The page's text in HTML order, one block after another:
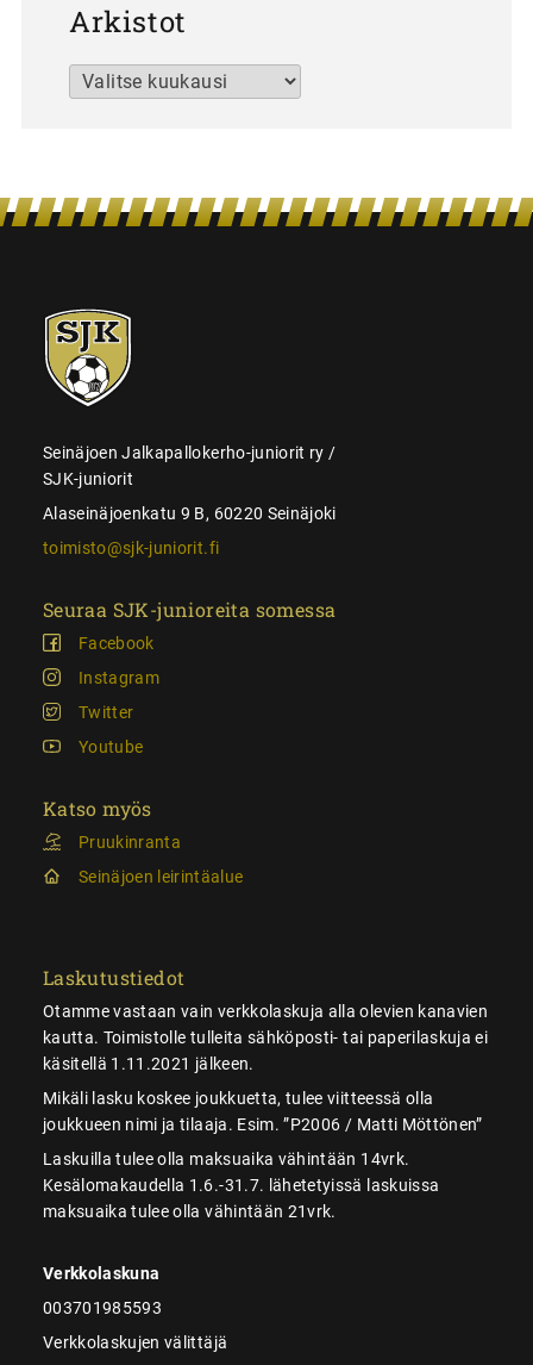
Arkistot
Arkistot
SJK-
juniorit
Seinäjoen Jalkapallokerho-juniorit ry /
SJK-juniorit
Alaseinäjoenkatu 9 B, 60220 Seinäjoki
toimisto@sjk-juniorit.fi
Seuraa SJK-junioreita somessa
Facebook
Instagram
Twitter
Youtube
Katso myös
Pruukinranta
Seinäjoen leirintäalue
Laskutustiedot
Otamme vastaan vain verkkolaskuja alla olevien kanavien
kautta. Toimistolle tulleita sähköposti- tai paperilaskuja ei
käsitellä 1.11.2021 jälkeen.
Mikäli lasku koskee joukkuetta, tulee viitteessä olla
joukkueen nimi ja tilaaja. Esim. ”P2006 / Matti Möttönen”
Laskuilla tulee olla maksuaika vähintään 14vrk.
Kesälomakaudella 1.6.-31.7. lähetetyissä laskuissa
maksuaika tulee olla vähintään 21vrk.
Verkkolaskuna
003701985593
Verkkolaskujen välittäjä